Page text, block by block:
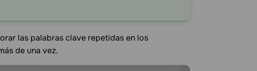
las palabras clave repetidas en los
de una vez.